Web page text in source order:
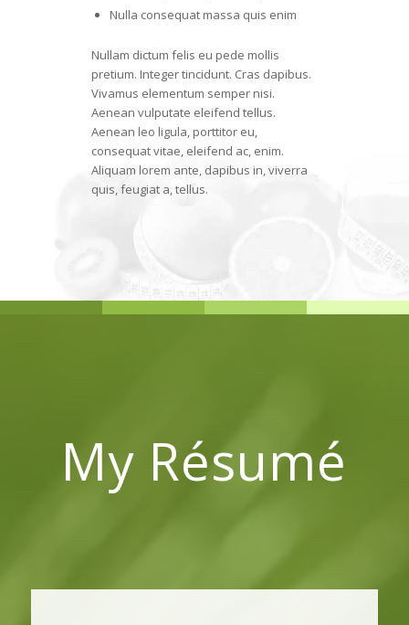
Nulla consequat massa quis enim
Nullam dictum felis eu pede mollis
pretium. Integer tincidunt. Cras dapibus.
Vivamus elementum semper nisi.
Aenean vulputate eleifend tellus.
Aenean leo ligula, porttitor eu,
consequat vitae, eleifend ac, enim.
Aliquam lorem ante, dapibus in, viverra
quis, feugiat a, tellus.
My Résumé